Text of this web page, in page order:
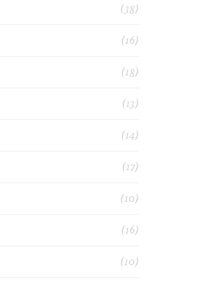
(38)
(16)
(18)
(13)
(14)
(17)
(10)
(16)
(10)